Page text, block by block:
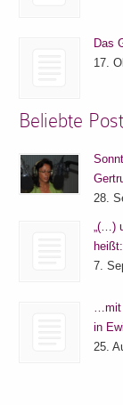
Das
17.
Beliebte
28.
„(…)
7.
in
25.